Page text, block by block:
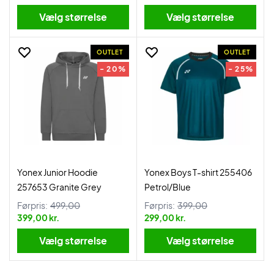
Vælg størrelse Vælg størrelse
OUTLET
- 20%
Yonex Junior Hoodie
257653 Granite Grey
Førpris: 499,00
399,00 kr.
Vælg størrelse
OUTLET
- 25%
Yonex Boys T-shirt 255406
Petrol/Blue
Førpris: 399,00
299,00 kr.
Vælg størrelse